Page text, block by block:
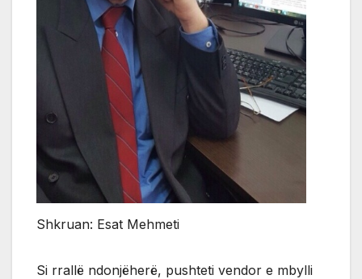
Shkruan: Esat Mehmeti
Si rrallë ndonjëherë, pushteti vendor e mbylli